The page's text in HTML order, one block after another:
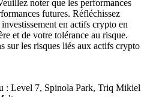
noter que les performances
futures. Réfléchissez
en actifs crypto en
et de votre tolérance au risque.
sur les risques liés aux actifs crypto
: Level 7, Spinola Park, Triq Mikiel